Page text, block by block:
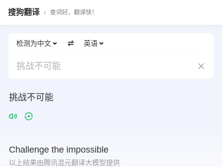
搜狗翻译 查词好，翻译快！
检测为中文 英语
挑战不可能
挑战不可能
Challenge the impossible
以上结果由腾讯混元翻译大模型提供